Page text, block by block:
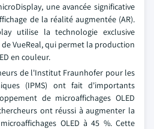
une avancée significative
de la réalité augmentée (AR).
utilise la technologie exclusive
VueReal, qui permet la production
en couleur.
de l'Institut Fraunhofer pour les
(IPMS) ont fait d'importants
de microaffichages OLED
ont réussi à augmenter la
OLED à 45 %. Cette